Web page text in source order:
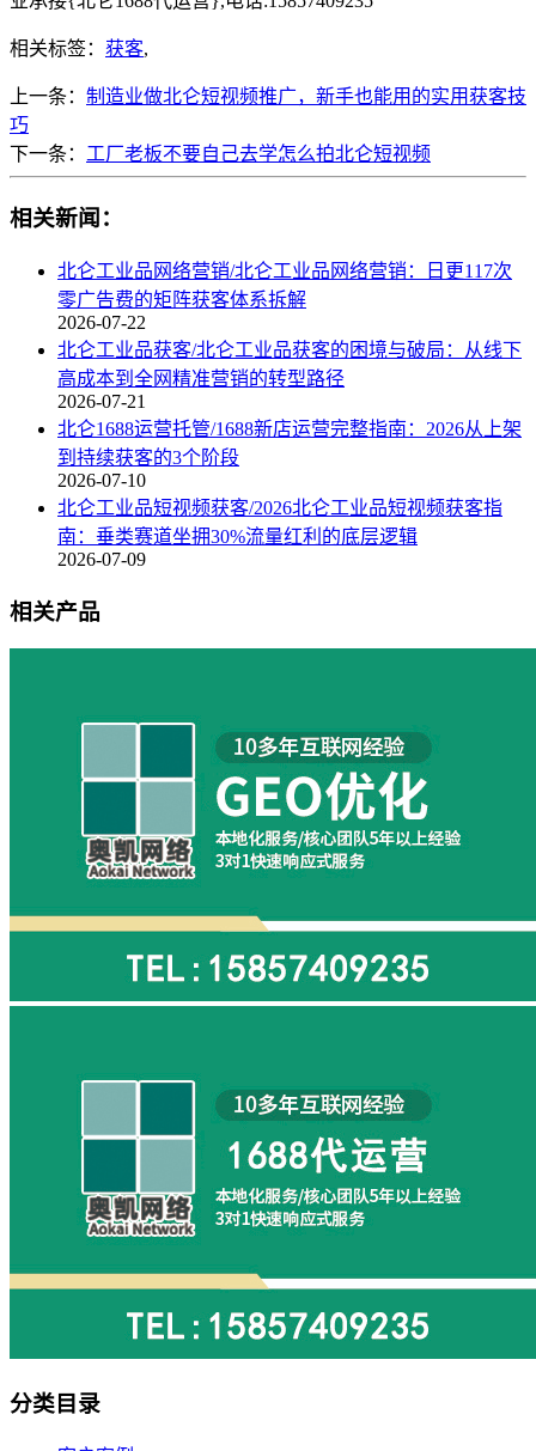
相关标签： 获客,
上一条： 制造业做北仑短视频推广，新手也能用的实用获客技
巧
下一条： 工厂老板不要自己去学怎么拍北仑短视频
相关新闻：
北仑工业品网络营销/北仑工业品网络营销：日更117次
零广告费的矩阵获客体系拆解
2026-07-22
北仑工业品获客/北仑工业品获客的困境与破局：从线下
高成本到全网精准营销的转型路径
2026-07-21
北仑1688运营托管/1688新店运营完整指南：2026从上架
到持续获客的3个阶段
2026-07-10
北仑工业品短视频获客/2026北仑工业品短视频获客指
南：垂类赛道坐拥30%流量红利的底层逻辑
2026-07-09
相关产品
分类目录